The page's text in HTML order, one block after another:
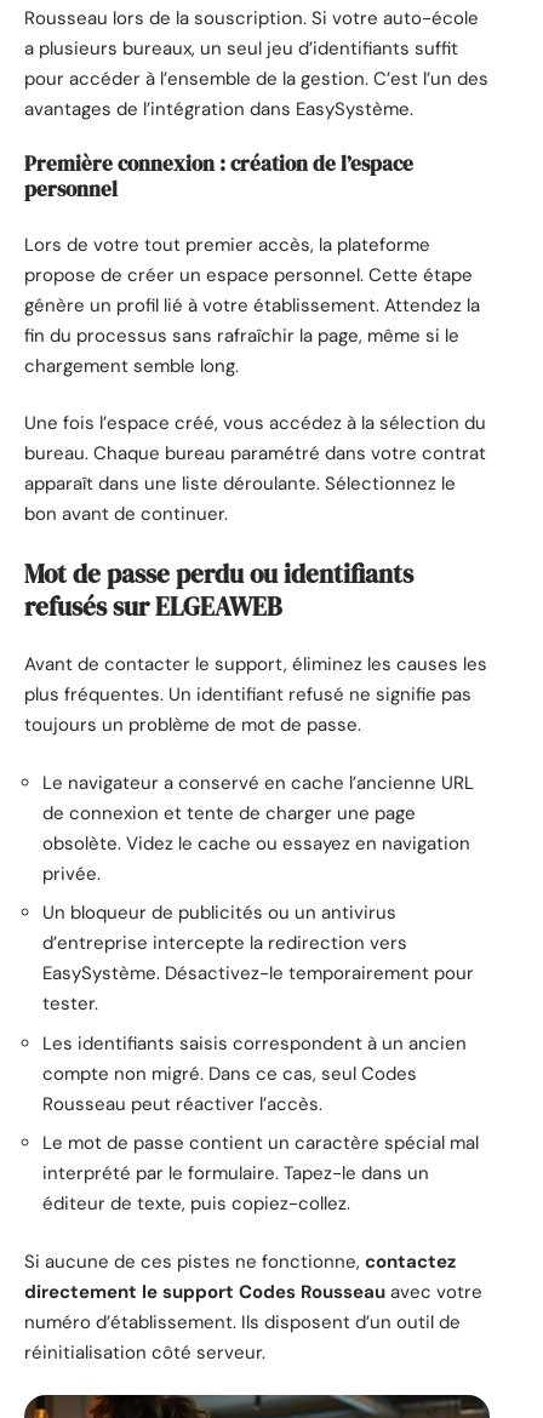
Rousseau lors de la souscription. Si votre auto-école
a plusieurs bureaux, un seul jeu d’identifiants suffit
pour accéder à l’ensemble de la gestion. C’est l’un des
avantages de l’intégration dans EasySystème.
Première connexion : création de l’espace
personnel
Lors de votre tout premier accès, la plateforme
propose de créer un espace personnel. Cette étape
génère un profil lié à votre établissement. Attendez la
fin du processus sans rafraîchir la page, même si le
chargement semble long.
Une fois l’espace créé, vous accédez à la sélection du
bureau. Chaque bureau paramétré dans votre contrat
apparaît dans une liste déroulante. Sélectionnez le
bon avant de continuer.
Mot de passe perdu ou identifiants
refusés sur ELGEAWEB
Avant de contacter le support, éliminez les causes les
plus fréquentes. Un identifiant refusé ne signifie pas
toujours un problème de mot de passe.
Le navigateur a conservé en cache l’ancienne URL
de connexion et tente de charger une page
obsolète. Videz le cache ou essayez en navigation
privée.
Un bloqueur de publicités ou un antivirus
d’entreprise intercepte la redirection vers
EasySystème. Désactivez-le temporairement pour
tester.
Les identifiants saisis correspondent à un ancien
compte non migré. Dans ce cas, seul Codes
Rousseau peut réactiver l’accès.
Le mot de passe contient un caractère spécial mal
interprété par le formulaire. Tapez-le dans un
éditeur de texte, puis copiez-collez.
Si aucune de ces pistes ne fonctionne, contactez
directement le support Codes Rousseau avec votre
numéro d’établissement. Ils disposent d’un outil de
réinitialisation côté serveur.